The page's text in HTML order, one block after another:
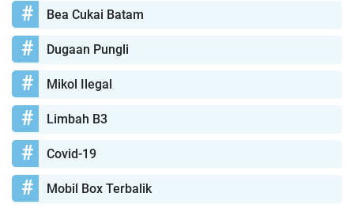
Bea Cukai Batam
Dugaan Pungli
Mikol Ilegal
Limbah B3
Covid-19
Mobil Box Terbalik